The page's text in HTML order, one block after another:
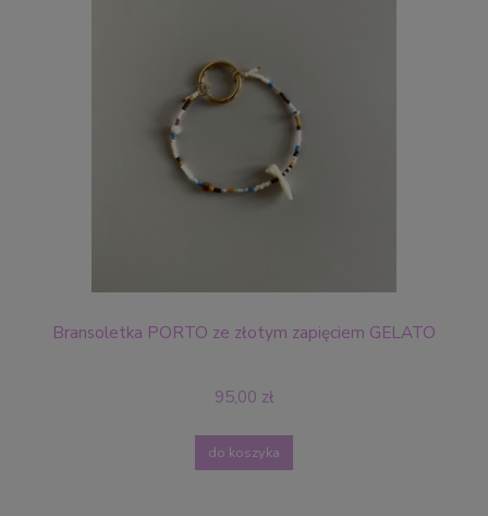
Bransoletka PORTO ze złotym zapięciem GELATO
95,00 zł
do koszyka